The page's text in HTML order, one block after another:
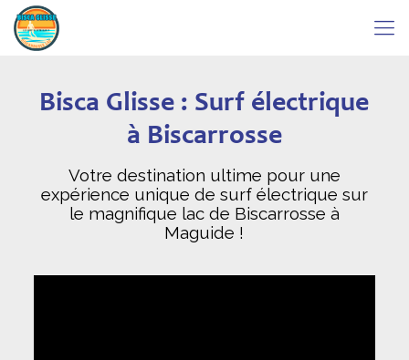
Bisca Glisse : Surf électrique
à Biscarrosse
Votre destination ultime pour une
expérience unique de surf électrique sur
le magnifique lac de Biscarrosse à
Maguide !